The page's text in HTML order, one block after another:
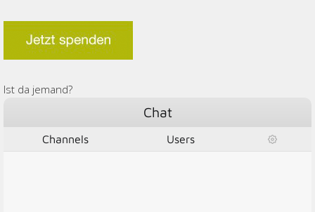
Ist da jemand?
Chat
Channels Users